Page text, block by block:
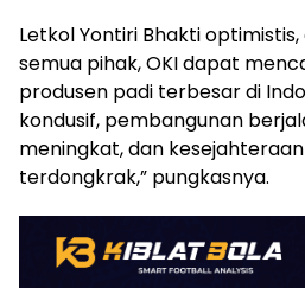
Letkol Yontiri Bhakti
semua pihak, OKI dapat
produsen padi terbesar di
kondusif, pembangunan
meningkat, dan
terdongkrak,” pungkasnya.